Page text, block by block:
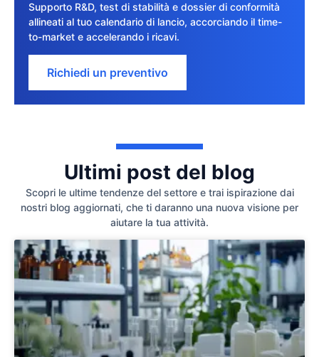
Supporto R&D, test di stabilità e dossier di conformità
allineati al tuo calendario di lancio, accorciando il time-
to-market e accelerando i ricavi.
Richiedi un preventivo
Ultimi post del blog
Scopri le ultime tendenze del settore e trai ispirazione dai
nostri blog aggiornati, che ti daranno una nuova visione per
aiutare la tua attività.